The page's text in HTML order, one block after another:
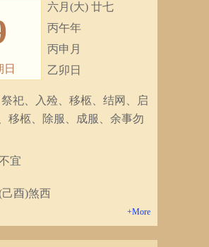
日
六月(大) 廿七
丙午年
丙申月
乙卯日
祀、入殓、移柩、结网、启
移柩、除服、成服、余事勿
宜
己酉)煞西
+More